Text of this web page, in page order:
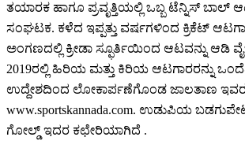
ತಯಾರಕ ಹಾಗೂ ಪ್ರವೃತ್ತಿಯಲ್ಲಿ ಒಬ್ಬ ಟೆನ್ನಿಸ್ ಬಾಲ್
ಸಂಘಟಕ. ಕಳೆದ ಇಪ್ಪತ್ತು ವರ್ಷಗಳಿಂದ ಕ್ರಿಕೆಟ್
ಅಂಗಣದಲ್ಲಿ ಕ್ರೀಡಾ ಸ್ಫೂರ್ತಿಯಿಂದ ಆಟವನ್ನು ಆಡಿ
2019ರಲ್ಲಿ ಹಿರಿಯ ಮತ್ತು ಕಿರಿಯ ಆಟಗಾರರನ್ನು
ಉದ್ದೇಶದಿಂದ ಲೋಕಾರ್ಪಣೆಗೊಂಡ ಜಾಲತಾಣ
www.sportskannada.com. ಉಡುಪಿಯ
ಗೋಲ್ಡ್ ಇದರ ಕಛೇರಿಯಾಗಿದೆ .